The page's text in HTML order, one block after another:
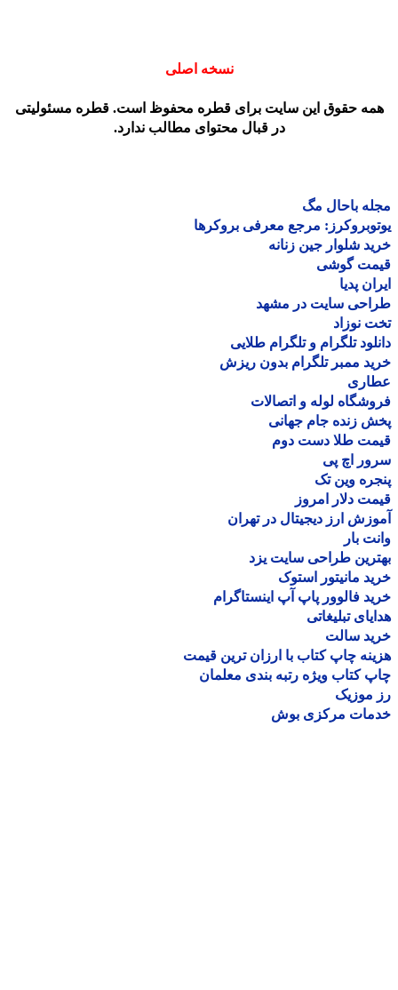
نسخه اصلی
حقوق این سایت برای قطره محفوظ است. قطره مسئولیتی
در قبال محتوای مطالب ندارد.
باحال مگ
مرجع معرفی بروکرها
شلوار جین زنانه
گوشی
پدیا
سایت در مشهد
نوزاد
تلگرام و تلگرام طلایی
ممبر تلگرام بدون ریزش
لوله و اتصالات
زنده جام جهانی
طلا دست دوم
اچ پی
وین تک
دلار امروز
ارز دیجیتال در تهران
بار
طراحی سایت یزد
مانیتور استوک
فالوور پاپ آپ اینستاگرام
تبلیغاتی
سالت
چاپ کتاب با ارزان ترین قیمت
کتاب ویژه رتبه بندی معلمان
موزیک
مرکزی بوش